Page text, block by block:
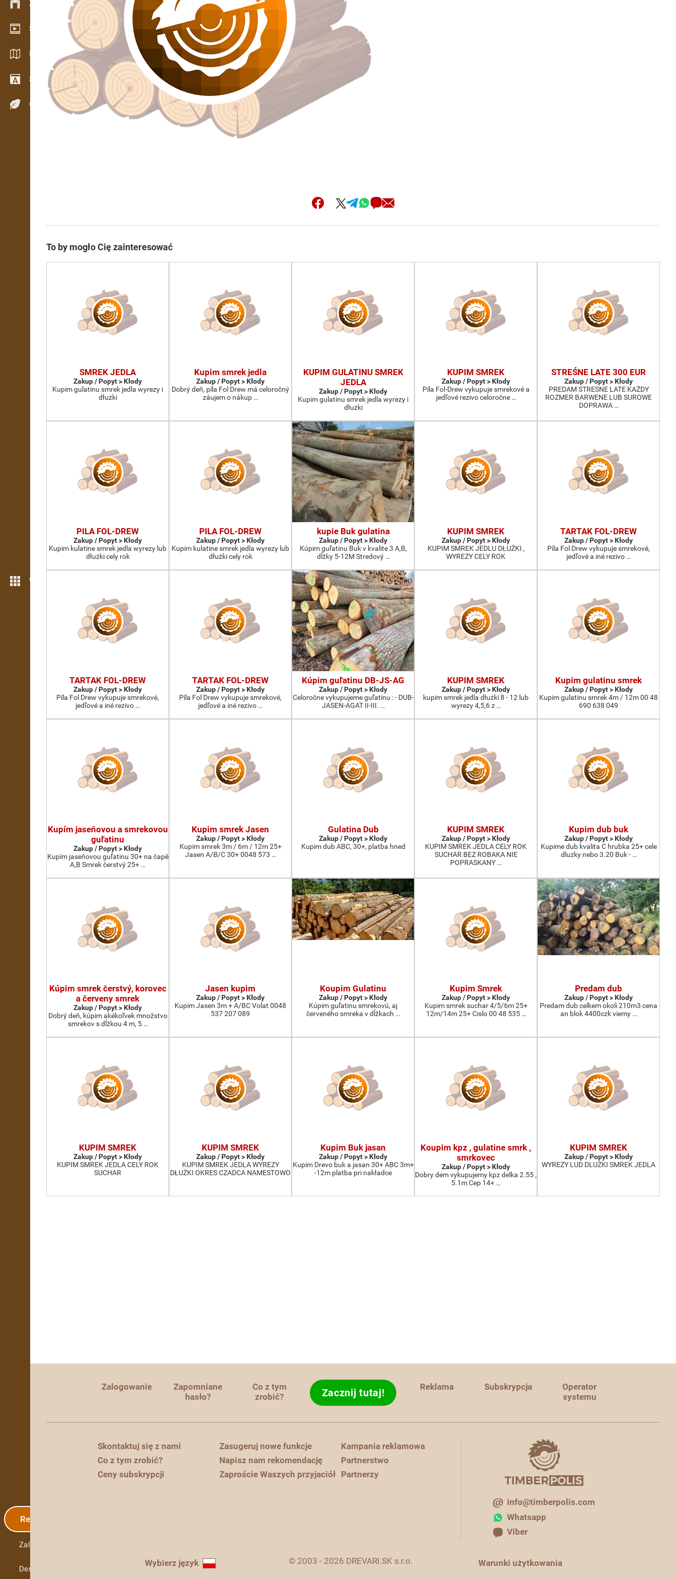
Zarządzanie zapasem
Salon wideo
Katalogi / Broszury
Słownik
Gatunki drewna
Więcej możliwości
Rejestracja
Zalogowanie
Demo
To by mogło Cię zainteresować
SMREK JEDLA
Zakup / Popyt > Kłody
Kupim gulatinu smrek jedla wyrezy i
dłużki
Kupim smrek jedla
Zakup / Popyt > Kłody
Dobrý deň, píla Fol Drew má celoročný
záujem o nákup …
KUPIM GULATINU SMREK
JEDLA
Zakup / Popyt > Kłody
Kupim gulatinu smrek jedla wyrezy i
dłużki
KUPIM SMREK
Zakup / Popyt > Kłody
Píla Fol-Drew vykupuje smrekové a
jedľové rezivo celoročne …
STREŚNE LATE 300 EUR
Zakup / Popyt > Kłody
PREDAM STRESNE LATE KAŻDY
ROZMER BARWENE LUB SUROWE
DOPRAWA …
PILA FOL-DREW
Zakup / Popyt > Kłody
Kupim kulatine smrek jedla wyrezy lub
dłużki cely rok
PILA FOL-DREW
Zakup / Popyt > Kłody
Kupim kulatine smrek jedla wyrezy lub
dłużki cely rok
kupie Buk gulatina
Zakup / Popyt > Kłody
Kúpim guľatinu Buk v kvalite 3 A,B,
dĺžky 5-12M Stredový …
KUPIM SMREK
Zakup / Popyt > Kłody
KUPIM SMREK JEDLU DŁUŻKI ,
WYREZY CELY ROK
TARTAK FOL-DREW
Zakup / Popyt > Kłody
Píla Fol Drew vykupuje smrekové,
jedľové a iné rezivo …
TARTAK FOL-DREW
Zakup / Popyt > Kłody
Píla Fol Drew vykupuje smrekové,
jedľové a iné rezivo …
TARTAK FOL-DREW
Zakup / Popyt > Kłody
Píla Fol Drew vykupuje smrekové,
jedľové a iné rezivo …
Kúpim guľatinu DB-JS-AG
Zakup / Popyt > Kłody
Celoročne vykupujeme guľatinu : - DUB-
JASEN-AGAT II-III. …
KUPIM SMREK
Zakup / Popyt > Kłody
kupim smrek jedla dłużki 8 - 12 lub
wyrezy 4,5,6 z …
Kupim gulatinu smrek
Zakup / Popyt > Kłody
Kupim gulatinu smrek 4m / 12m 00 48
690 638 049
Kupím jaseňovou a smrekovou
guľatinu
Zakup / Popyt > Kłody
Kupím jaseňovou guľatinu 30+ na čapě
A,B Smrek čerstvý 25+ …
Kupim smrek Jasen
Zakup / Popyt > Kłody
Kupim smrek 3m / 6m / 12m 25+
Jasen A/B/C 30+ 0048 573 …
Gulatina Dub
Zakup / Popyt > Kłody
Kupim dub ABC, 30+, platba hned
KUPIM SMREK
Zakup / Popyt > Kłody
KUPIM SMREK JEDLA CELY ROK
SUCHAR BEZ ROBAKA NIE
POPRASKANY …
Kupim dub buk
Zakup / Popyt > Kłody
Kupime dub kvalita C hrubka 25+ cele
dluzky nebo 3.20 Buk - …
Kúpim smrek čerstvý, korovec
a červeny smrek
Zakup / Popyt > Kłody
Dobrý deň, kúpim akékoľvek množstvo
smrekov s dĺžkou 4 m, 5 …
Jasen kupim
Zakup / Popyt > Kłody
Kupim Jasen 3m + A/BC Volat 0048
537 207 089
Koupim Gulatinu
Zakup / Popyt > Kłody
Kúpim guľatinu smrekovú, aj
červeného smreka v dĺžkach …
Kupim Smrek
Zakup / Popyt > Kłody
Kupim smrek suchar 4/5/6m 25+
12m/14m 25+ Cislo 00 48 535 …
Predam dub
Zakup / Popyt > Kłody
Predam dub celkem okoli 210m3 cena
an blok 4400czk viemy …
KUPIM SMREK
Zakup / Popyt > Kłody
KUPIM SMREK JEDLA CELY ROK
SUCHAR
KUPIM SMREK
Zakup / Popyt > Kłody
KUPIM SMREK JEDLA WYREZY
DŁUŻKI OKRES CZADCA NAMESTOWO
Kupim Buk jasan
Zakup / Popyt > Kłody
Kupim Drevo buk a jasan 30+ ABC 3m+
-12m platba pri nakładce
Koupim kpz , gulatine smrk ,
smrkovec
Zakup / Popyt > Kłody
Dobry dem vykupujemy kpz delka 2.55 ,
5.1m Cep 14+ …
KUPIM SMREK
Zakup / Popyt > Kłody
WYREZY LUD DLUŻKI SMREK JEDLA
Zalogowanie
Zapomniane
hasło?
Co z tym
zrobić?
Zacznij tutaj! Reklama Subskrypcja
Operator
systemu
Skontaktuj się z nami
Co z tym zrobić?
Ceny subskrypcji
Zasugeruj nowe funkcje
Napisz nam rekomendację
Zaproście Waszych przyjaciół
Kampania reklamowa
Partnerstwo
Partnerzy
info@timberpolis.com
Whatsapp
Viber
Wybierz język © 2003 - 2026 DREVARI.SK s.r.o. Warunki użytkowania